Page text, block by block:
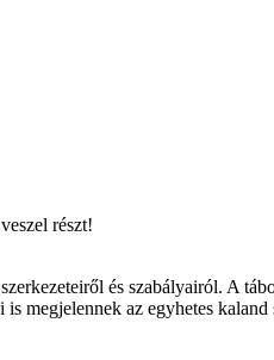
részt!
és szabályairól. A
megjelennek az egyhetes kaland